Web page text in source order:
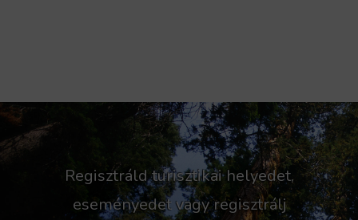
Regisztráld turisztikai helyedet,
eseményedet vagy regisztrálj